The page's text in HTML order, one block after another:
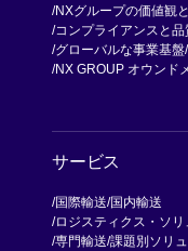
NXグループの価値観
コンプライアンスと品
グローバルな事業基盤
NX GROUP オウンド
サービス
国際輸送 国内輸送
ロジスティクス・ソリ
専門輸送 課題別ソリ